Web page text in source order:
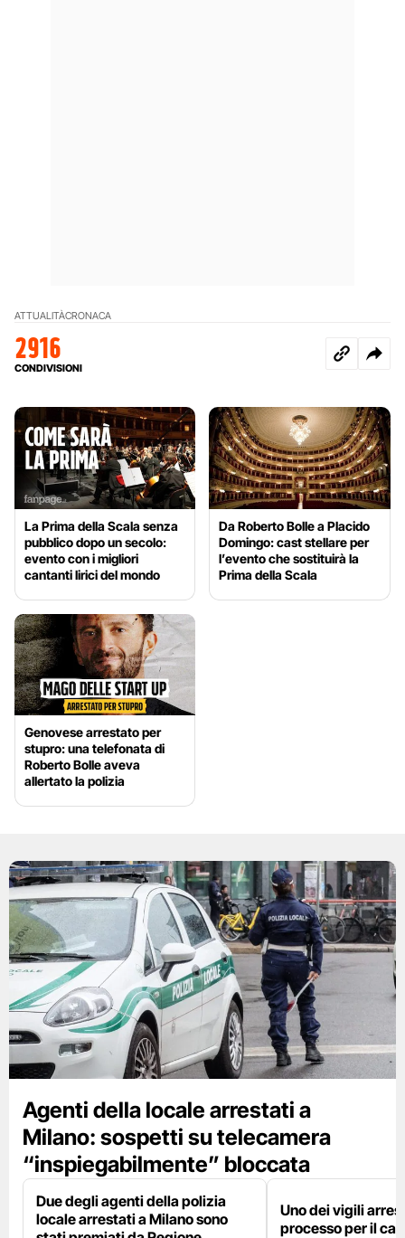
ATTUALITÀCRONACA
2916
CONDIVISIONI
La Prima della Scala senza
pubblico dopo un secolo:
evento con i migliori
cantanti lirici del mondo
Da Roberto Bolle a Placido
Domingo: cast stellare per
l’evento che sostituirà la
Prima della Scala
Genovese arrestato per
stupro: una telefonata di
Roberto Bolle aveva
allertato la polizia
Agenti della locale arrestati a
Milano: sospetti su telecamera
“inspiegabilmente” bloccata
Due degli agenti della polizia
locale arrestati a Milano sono
Uno dei vigili
processo per il